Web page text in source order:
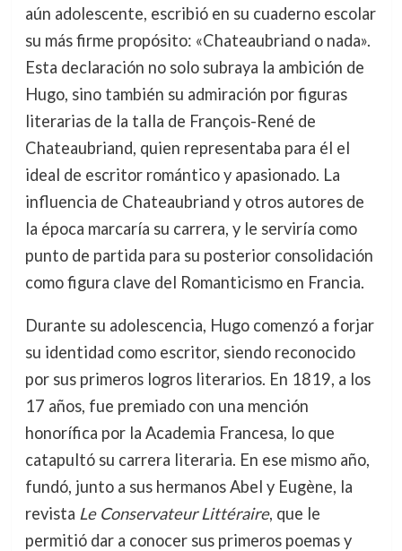
aún adolescente, escribió en su cuaderno escolar
su más firme propósito: «Chateaubriand o nada».
Esta declaración no solo subraya la ambición de
Hugo, sino también su admiración por figuras
literarias de la talla de François-René de
Chateaubriand, quien representaba para él el
ideal de escritor romántico y apasionado. La
influencia de Chateaubriand y otros autores de
la época marcaría su carrera, y le serviría como
punto de partida para su posterior consolidación
como figura clave del Romanticismo en Francia.
Durante su adolescencia, Hugo comenzó a forjar
su identidad como escritor, siendo reconocido
por sus primeros logros literarios. En 1819, a los
17 años, fue premiado con una mención
honorífica por la Academia Francesa, lo que
catapultó su carrera literaria. En ese mismo año,
fundó, junto a sus hermanos Abel y Eugène, la
revista Le Conservateur Littéraire, que le
permitió dar a conocer sus primeros poemas y